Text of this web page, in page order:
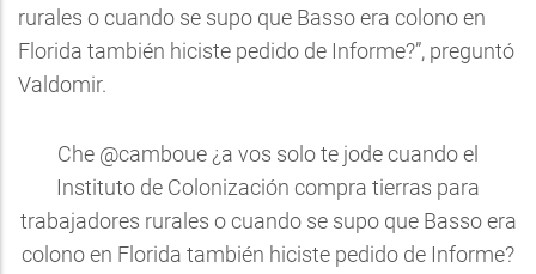
rurales o cuando se supo que Basso era colono en
Florida también hiciste pedido de Informe?”, preguntó
Valdomir.
Che @camboue ¿a vos solo te jode cuando el
Instituto de Colonización compra tierras para
trabajadores rurales o cuando se supo que Basso era
colono en Florida también hiciste pedido de Informe?